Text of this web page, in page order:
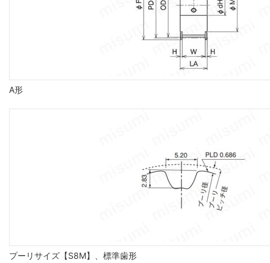
A形
プーリサイズ【S8M】、標準歯形